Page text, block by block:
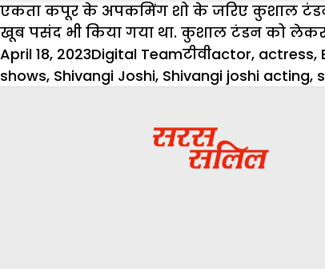
एकता कपूर के अपकमिंग शो के जरिए कुशाल टंडन
खूब पसंद भी किया गया था. कुशाल टंडन को
Posted
on
April 18, 2023Author
Digital TeamCategories
टीवीTags
actor, actress,
shows, Shivangi Joshi, Shivangi joshi acting,